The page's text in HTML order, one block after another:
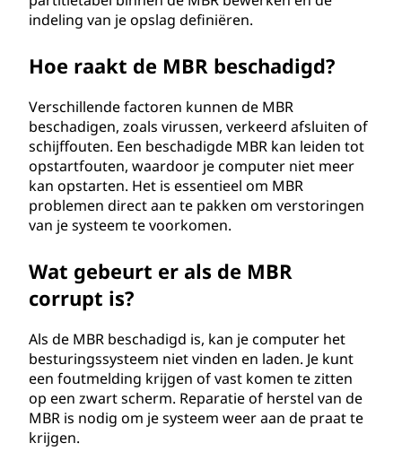
indeling van je opslag definiëren.
Hoe raakt de MBR beschadigd?
Verschillende factoren kunnen de MBR
beschadigen, zoals virussen, verkeerd afsluiten of
schijffouten. Een beschadigde MBR kan leiden tot
opstartfouten, waardoor je computer niet meer
kan opstarten. Het is essentieel om MBR
problemen direct aan te pakken om verstoringen
van je systeem te voorkomen.
Wat gebeurt er als de MBR
corrupt is?
Als de MBR beschadigd is, kan je computer het
besturingssysteem niet vinden en laden. Je kunt
een foutmelding krijgen of vast komen te zitten
op een zwart scherm. Reparatie of herstel van de
MBR is nodig om je systeem weer aan de praat te
krijgen.